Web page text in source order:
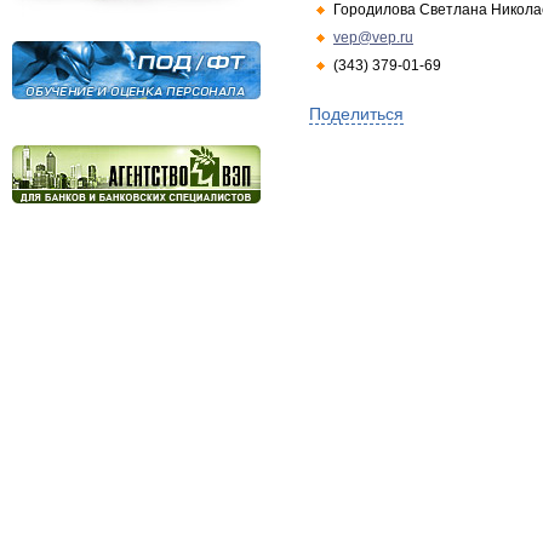
Городилова Светлана
vep@vep.ru
(343) 379-01-69
Поделиться